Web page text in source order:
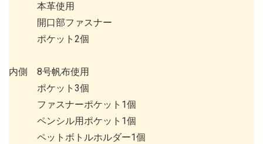
本革使用
開口部ファスナー
ポケット2個
内側 8号帆布使用
ポケット3個
ファスナーポケット1個
ペンシル用ポケット1個
ペットボトルホルダー1個